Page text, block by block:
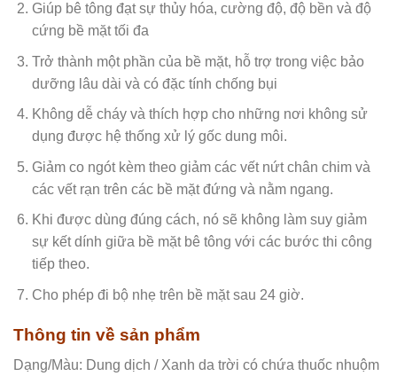
Giúp bê tông đạt sự thủy hóa, cường độ, độ bền và độ
cứng bề mặt tối đa
Trở thành một phần của bề mặt, hỗ trợ trong việc bảo
dưỡng lâu dài và có đặc tính chống bụi
Không dễ cháy và thích hợp cho những nơi không sử
dụng được hệ thống xử lý gốc dung môi.
Giảm co ngót kèm theo giảm các vết nứt chân chim và
các vết rạn trên các bề mặt đứng và nằm ngang.
Khi được dùng đúng cách, nó sẽ không làm suy giảm
sự kết dính giữa bề mặt bê tông với các bước thi công
tiếp theo.
Cho phép đi bộ nhẹ trên bề mặt sau 24 giờ.
Thông tin về sản phẩm
Dạng/Màu: Dung dịch / Xanh da trời có chứa thuốc nhuộm